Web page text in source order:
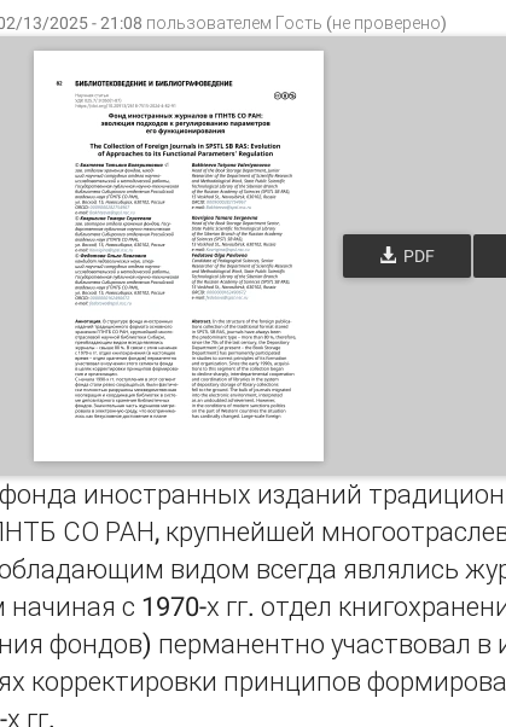
13/2025 - 21:08 пользователем Гость (не проверено)
PDF
фонда иностранных изданий
СО РАН, крупнейшей
видом всегда являлись
начиная с 1970-х гг. отдел
фондов) перманентно участвовал в
корректировки принципов
гг.